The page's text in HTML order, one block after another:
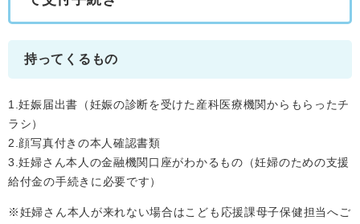
持ってくるもの
1.妊娠届出書（妊娠の診断を受けた産科医療機関からもらったチ
ラシ）
2.顔写真付きの本人確認書類
3.妊婦さん本人の金融機関口座がわかるもの（妊婦のための支援
給付金の手続きに必要です）
※妊婦さん本人が来れない場合はこども応援課母子保健担当へご